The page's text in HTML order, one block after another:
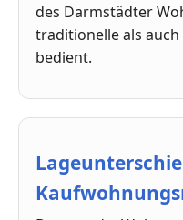
des Darmstädter
traditionelle als
bedient.